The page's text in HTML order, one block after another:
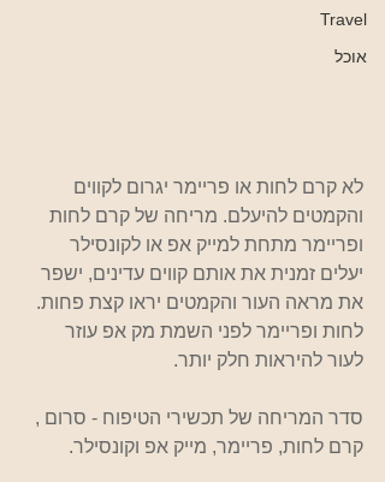
Travel
אוכל
לא קרם לחות או פריימר יגרום לקווים
והקמטים להיעלם. מריחה של קרם לחות
ופריימר מתחת למייק אפ או לקונסילר
יעלים זמנית את אותם קווים עדינים, ישפר
את מראה העור והקמטים יראו קצת פחות.
לחות ופריימר לפני השמת מק אפ עוזר
לעור להיראות חלק יותר.
סדר המריחה של תכשירי הטיפוח - סרום ,
קרם לחות, פריימר, מייק אפ וקונסילר.